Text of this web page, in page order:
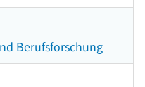
Berufsforschung